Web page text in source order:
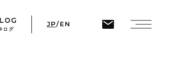
ログ
JP/ EN